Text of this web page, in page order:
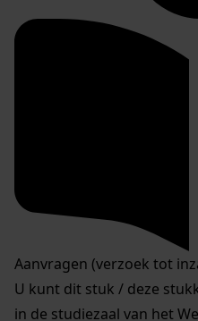
Aanvragen (verzoek tot
U kunt dit stuk / deze
in de studiezaal van het